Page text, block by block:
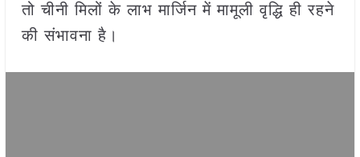
तो चीनी मिलों के लाभ मार्जिन में मामूली वृद्धि ही रहने
की संभावना है।